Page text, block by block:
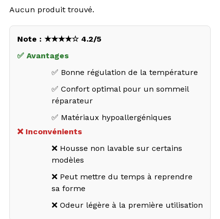
Aucun produit trouvé.
Note : ★★★★☆ 4.2/5
✅ Avantages
✅ Bonne régulation de la température
✅ Confort optimal pour un sommeil
réparateur
✅ Matériaux hypoallergéniques
❌ Inconvénients
❌ Housse non lavable sur certains
modèles
❌ Peut mettre du temps à reprendre
sa forme
❌ Odeur légère à la première utilisation